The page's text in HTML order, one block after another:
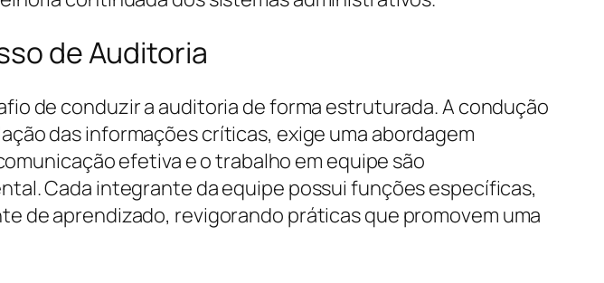
de Auditoria
de conduzir a auditoria de forma estruturada. A condução
das informações críticas, exige uma abordagem
efetiva e o trabalho em equipe são
Cada integrante da equipe possui funções específicas,
de aprendizado, revigorando práticas que promovem uma